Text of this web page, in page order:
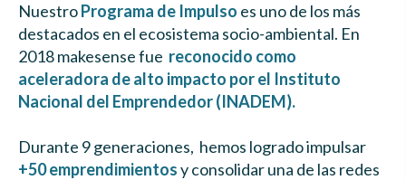
NuestroPrograma de Impulso es uno de los más
destacados en el ecosistema socio-ambiental. En
2018 makesense fue reconocido como
aceleradora de alto impacto por el Instituto
Nacional del Emprendedor (INADEM).
Durante 9 generaciones, hemos logrado impulsar
+50 emprendimientosy consolidar una de las redes